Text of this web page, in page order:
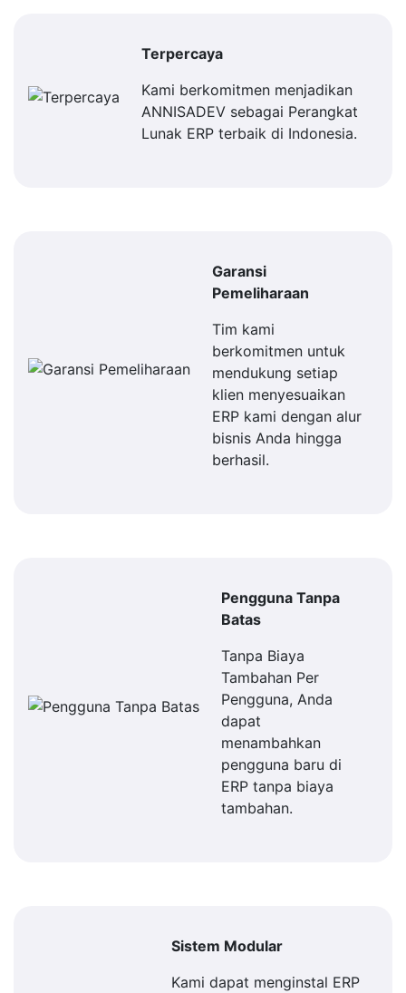
Terpercaya
Kami berkomitmen menjadikan
ANNISADEV sebagai Perangkat
Lunak ERP terbaik di Indonesia.
Garansi
Pemeliharaan
Tim kami
berkomitmen untuk
mendukung setiap
klien menyesuaikan
ERP kami dengan alur
bisnis Anda hingga
berhasil.
Pengguna Tanpa
Batas
Tanpa Biaya
Tambahan Per
Pengguna, Anda
dapat
menambahkan
pengguna baru di
ERP tanpa biaya
tambahan.
Sistem Modular
Kami dapat menginstal ERP